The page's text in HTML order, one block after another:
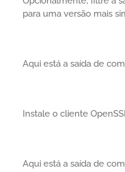
para uma versão mais
Aqui está a saída de
Instale o cliente
Aqui está a saída de